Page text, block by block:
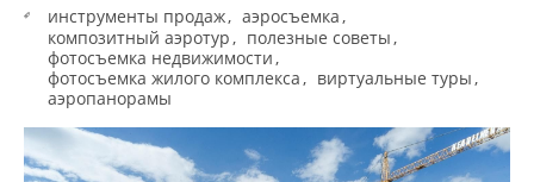
инструменты продаж
аэросъемка
композитный аэротур
полезные советы
фотосъемка недвижимости
фотосъемка жилого комплекса
виртуальные туры
аэропанорамы